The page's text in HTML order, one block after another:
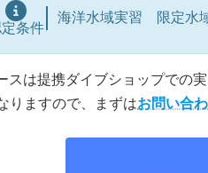
条件
海洋水域実習 限定水
スは提携ダイブショップでの
りますので、まずはお問い合